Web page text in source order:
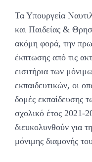
Τα Υπουργεία
και Παιδείας &
ακόμη φορά, την
έκπτωσης από τις
εισιτήρια των
εκπαιδευτικών, οι
δομές εκπαίδευσης
σχολικό έτος 2021-
διευκολυνθούν για
μόνιμης διαμονής